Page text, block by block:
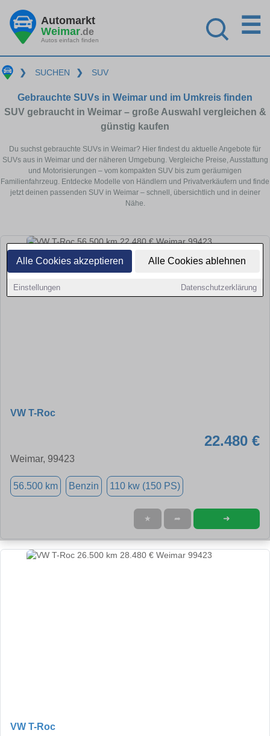
Alle Cookies akzeptieren Alle Cookies ablehnen
Einstellungen Datenschutzerklärung
Automarkt
Weimar.de
Autos einfach finden
☰
❯ SUCHEN ❯ SUV
Gebrauchte SUVs in Weimar und im Umkreis finden
SUV gebraucht in Weimar – große Auswahl vergleichen &
günstig kaufen
Du suchst gebrauchte SUVs in Weimar? Hier findest du aktuelle Angebote für
SUVs aus in Weimar und der näheren Umgebung. Vergleiche Preise, Ausstattung
und Motorisierungen – vom kompakten SUV bis zum geräumigen
Familienfahrzeug. Entdecke Modelle von Händlern und Privatverkäufern und finde
jetzt deinen passenden SUV in Weimar – schnell, übersichtlich und in deiner
Nähe.
VW T-Roc
22.480 €
Weimar, 99423
56.500 km Benzin 110 kw (150 PS)
★ ➦ ➜
VW T-Roc